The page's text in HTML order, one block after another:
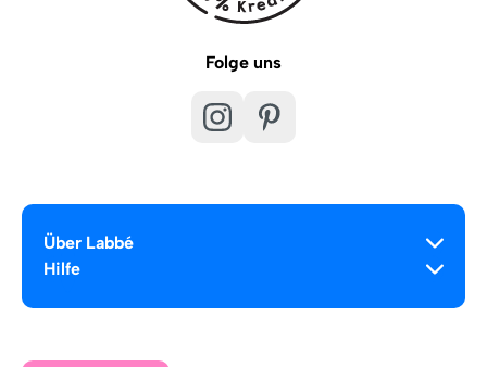
Folge uns
Über Labbé
Hilfe